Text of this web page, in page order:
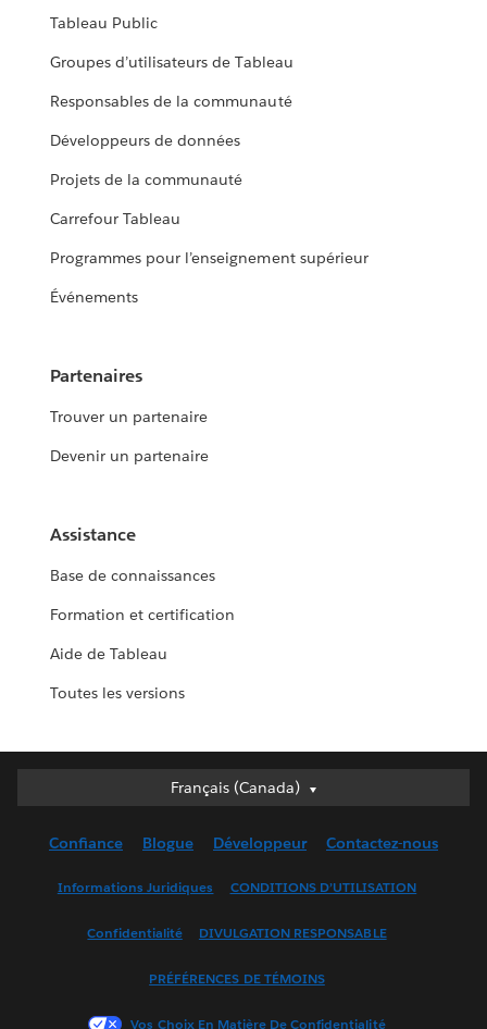
Tableau Public
Groupes d’utilisateurs de Tableau
Responsables de la communauté
Développeurs de données
Projets de la communauté
Carrefour Tableau
Programmes pour l’enseignement supérieur
Événements
Partenaires
Trouver un partenaire
Devenir un partenaire
Assistance
Base de connaissances
Formation et certification
Aide de Tableau
Toutes les versions
Français (Canada)
Français (Canada)
English (UK)
Français (France)
Confiance Blogue Développeur Contactez-nous
Informations Juridiques CONDITIONS D’UTILISATION
Confidentialité DIVULGATION RESPONSABLE
PRÉFÉRENCES DE TÉMOINS
Vos Choix En Matière De Confidentialité